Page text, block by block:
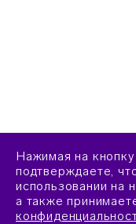
Нажимая на
подтверждаете,
использовании на
а также